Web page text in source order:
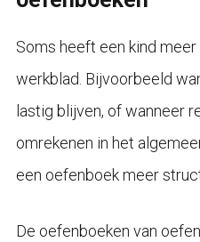
Soms heeft een kind
werkblad. Bijvoorbeeld
lastig blijven, of wanneer
omrekenen in het
een oefenboek meer
De oefenboeken van